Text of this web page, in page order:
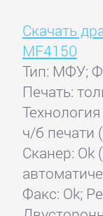
Скачать
MF4150
Тип: МФУ;
Печать:
ч/б печати
Сканер: Ok
Факс: Ok;